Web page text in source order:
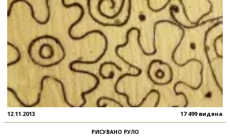
12.11.2013 17 499 видяна
РИСУВАНО РУЛО